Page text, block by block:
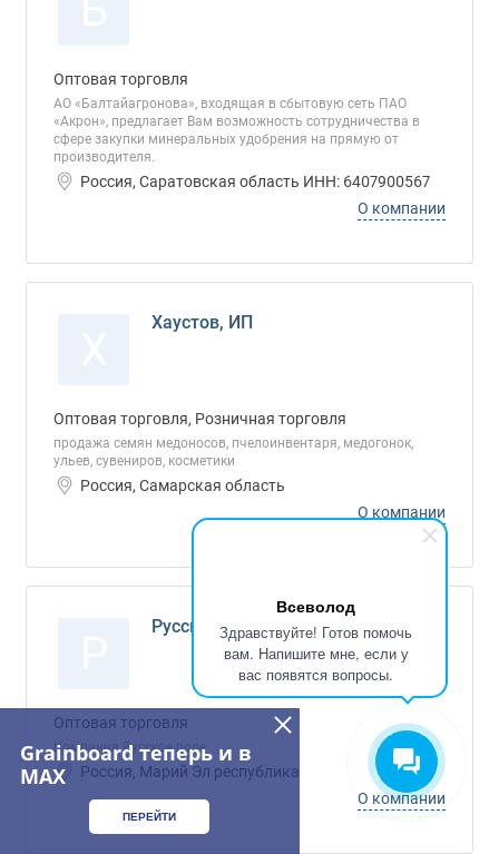
Всеволод
Здравствуйте! Готов помочь
вам. Напишите мне, если у
вас появятся вопросы.
Оптовая торговля
АО «Балтайагронова», входящая в сбытовую сеть ПАО
«Акрон», предлагает Вам возможность сотрудничества в
сфере закупки минеральных удобрения на прямую от
производителя.
Россия, Саратовская область ИНН: 6407900567
О компании
Хаустов, ИП
Оптовая торговля, Розничная торговля
продажа семян медоносов, пчелоинвентаря, медогонок,
ульев, сувениров, косметики
Россия, Самарская область
О компании
Русское поле, ООО
Оптовая торговля
Компания Русское поле
Россия, Марий Эл республика
О компании
Grainboard теперь и в
MAX
ПЕРЕЙТИ